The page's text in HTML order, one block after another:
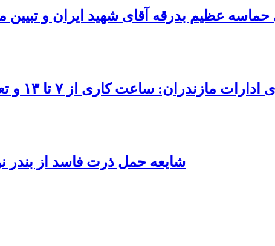
حماسه عظیم بدرقه آقای شهید ایران و
مازندران: ساعت کاری از ۷ تا ۱۳ و تعطیلی پنجشنبه‌ها
شایعه حمل ذرت فاسد از